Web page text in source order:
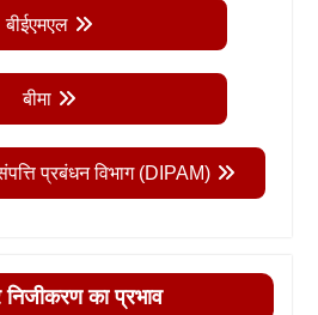
बीईएमएल
बीमा
प्रबंधन विभाग (DIPAM)
का प्रभाव